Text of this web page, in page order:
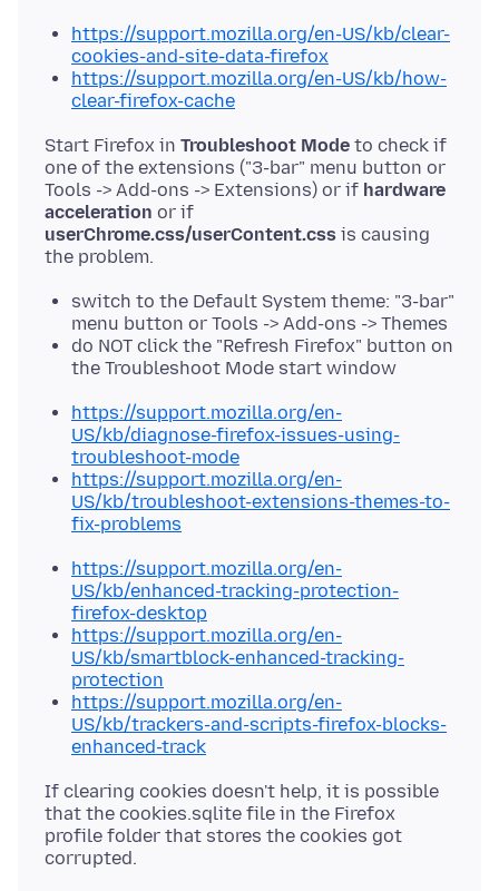
https://support.mozilla.org/en-US/kb/clear-
cookies-and-site-data-firefox
https://support.mozilla.org/en-US/kb/how-
clear-firefox-cache
Start Firefox in Troubleshoot Mode to check if
one of the extensions ("3-bar" menu button or
Tools -> Add-ons -> Extensions) or if hardware
acceleration or if
userChrome.css/userContent.css is causing
switch to the Default System theme: "3-bar"
menu button or Tools -> Add-ons -> Themes
do NOT click the "Refresh Firefox" button on
the Troubleshoot Mode start window
https://support.mozilla.org/en-
US/kb/diagnose-firefox-issues-using-
troubleshoot-mode
https://support.mozilla.org/en-
US/kb/troubleshoot-extensions-themes-to-
fix-problems
https://support.mozilla.org/en-
US/kb/enhanced-tracking-protection-
firefox-desktop
https://support.mozilla.org/en-
US/kb/smartblock-enhanced-tracking-
protection
https://support.mozilla.org/en-
US/kb/trackers-and-scripts-firefox-blocks-
enhanced-track
If clearing cookies doesn't help, it is possible
that the cookies.sqlite file in the Firefox
profile folder that stores the cookies got